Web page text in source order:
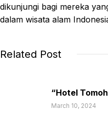
dikunjungi bagi mereka
dalam wisata alam
Related Post
“Hotel
March 10, 2024